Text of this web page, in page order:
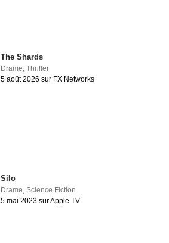
The Shards
Drame,Thriller
5 août 2026 sur FX Networks
Silo
Drame ,Science Fiction
5 mai 2023 sur Apple TV